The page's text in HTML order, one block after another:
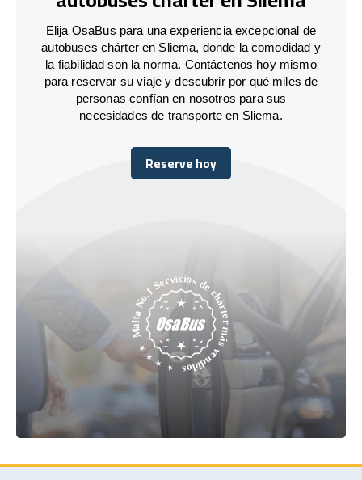
Elija OsaBus para una experiencia excepcional de
autobuses chárter en Sliema, donde la comodidad y
la fiabilidad son la norma. Contáctenos hoy mismo
para reservar su viaje y descubrir por qué miles de
personas confían en nosotros para sus
necesidades de transporte en Sliema.
Reserve hoy
Reserve hoy